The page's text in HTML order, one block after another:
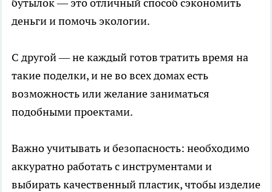
деньги и помочь экологии.
С другой — не каждый готов тратить время на
такие поделки, и не во всех домах есть
возможность или желание заниматься
подобными проектами.
Важно учитывать и безопасность: необходимо
аккуратно работать с инструментами и
выбирать качественный пластик, чтобы изделие